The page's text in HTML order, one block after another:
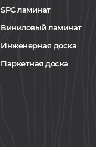
SPC ламинат
Виниловый ламинат
Инженерная доска
Паркетная доска